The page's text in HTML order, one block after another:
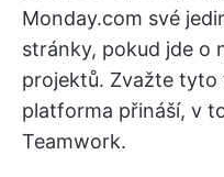
Monday.com své
stránky, pokud jde o
projektů. Zvažte
platforma přináší, v
Teamwork.